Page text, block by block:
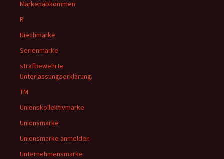
Markenabkommen
R
Riechmarke
Serienmarke
strafbewehrte
Unterlassungserklärung
TM
Unionskollektivmarke
Unionsmarke
Unionsmarke anmelden
Unternehmensmarke